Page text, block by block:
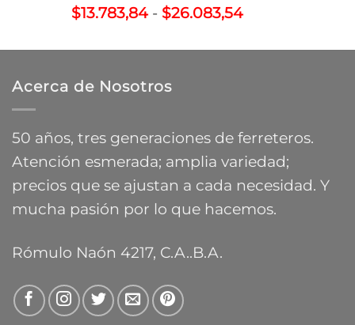
$3.487,26
$9.588,55
$13.783,84 - $26.083,54Rango
precios:
$26.083,54
Acerca de Nosotros
50 años, tres generaciones de ferreteros.
Atención esmerada; amplia variedad;
precios que se ajustan a cada necesidad. Y
mucha pasión por lo que hacemos.
Rómulo Naón 4217, C.A..B.A.